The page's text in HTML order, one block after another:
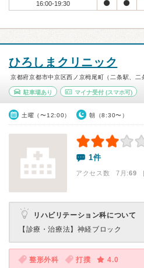
16:00-19:30
ひろしまクリニック
京都府京都市中京区西ノ京栂尾町（二条駅、二
駐車場あり マイナ受付(スマホ可)
土曜（〜12:00） 朝（8:30〜）
1件
アクセス数 7月:69 |
リハビリテーション科について
【診療・治療法】 神経ブロック
整形外科 打撲
4.0